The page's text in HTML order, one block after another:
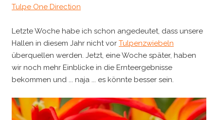
Tulpe One Direction
Letzte Woche habe ich schon angedeutet, dass unsere
Hallen in diesem Jahr nicht vor Tulpenzwiebeln
überquellen werden. Jetzt, eine Woche später, haben
wir noch mehr Einblicke in die Ernteergebnisse
bekommen und ... naja ... es könnte besser sein.